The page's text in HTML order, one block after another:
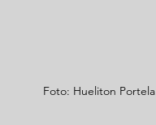
Foto: Hueliton Portela